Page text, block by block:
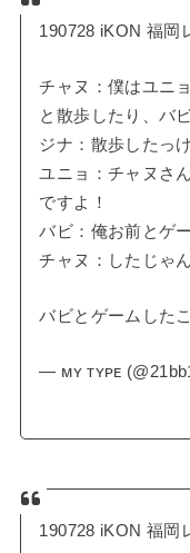
190728 iKON 福岡
チャヌ：僕はユニ
と散歩したり、バ
ジナ：散歩したっ
ユニョ：チャヌさ
ですよ！
バビ：俺お前とゲ
チャヌ：したじゃん
バビとゲームした
— ᴍʏ ᴛʏᴘᴇ
190728 iKON 福岡